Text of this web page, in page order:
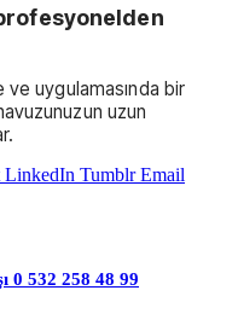
uygulamasında bir
uzun
LinkedIn Tumblr Email
0 532 258 48 99